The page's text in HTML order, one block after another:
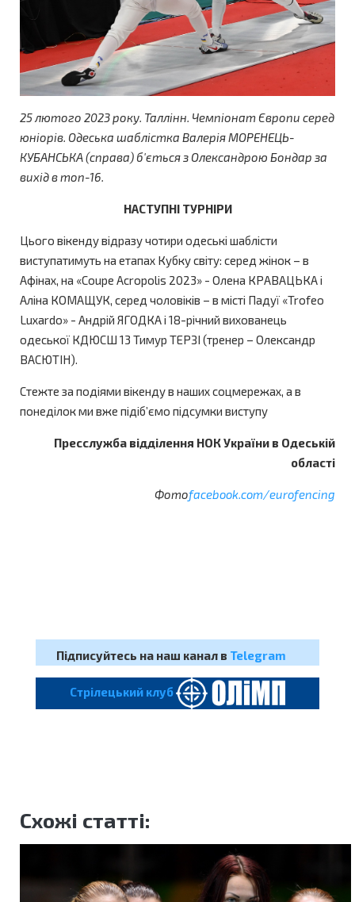
25 лютого 2023 року. Таллінн. Чемпіонат Європи серед
юніорів. Одеська шаблістка Валерія МОРЕНЕЦЬ-
КУБАНСЬКА (справа) б'ється з Олександрою Бондар за
вихід в топ-16.
НАСТУПНІ ТУРНІРИ
Цього вікенду відразу чотири одеські шаблісти
виступатимуть на етапах Кубку світу: серед жінок – в
Афінах, на «Coupe Acropolis 2023» - Олена КРАВАЦЬКА і
Аліна КОМАЩУК, серед чоловіків – в місті Падуї «Trofeo
Luxardo» - Андрій ЯГОДКА і 18-річний вихованець
одеської КДЮСШ 13 Тимур ТЕРЗІ (тренер – Олександр
ВАСЮТІН).
Стежте за подіями вікенду в наших соцмережах, а в
понеділок ми вже підіб’ємо підсумки виступу
Пресслужба відділення НОК України в Одеській
області
Фотоfacebook.com/eurofencing
Підписуйтесь на наш канал в Telegram
Cтрілецький клуб
Схожі статті: